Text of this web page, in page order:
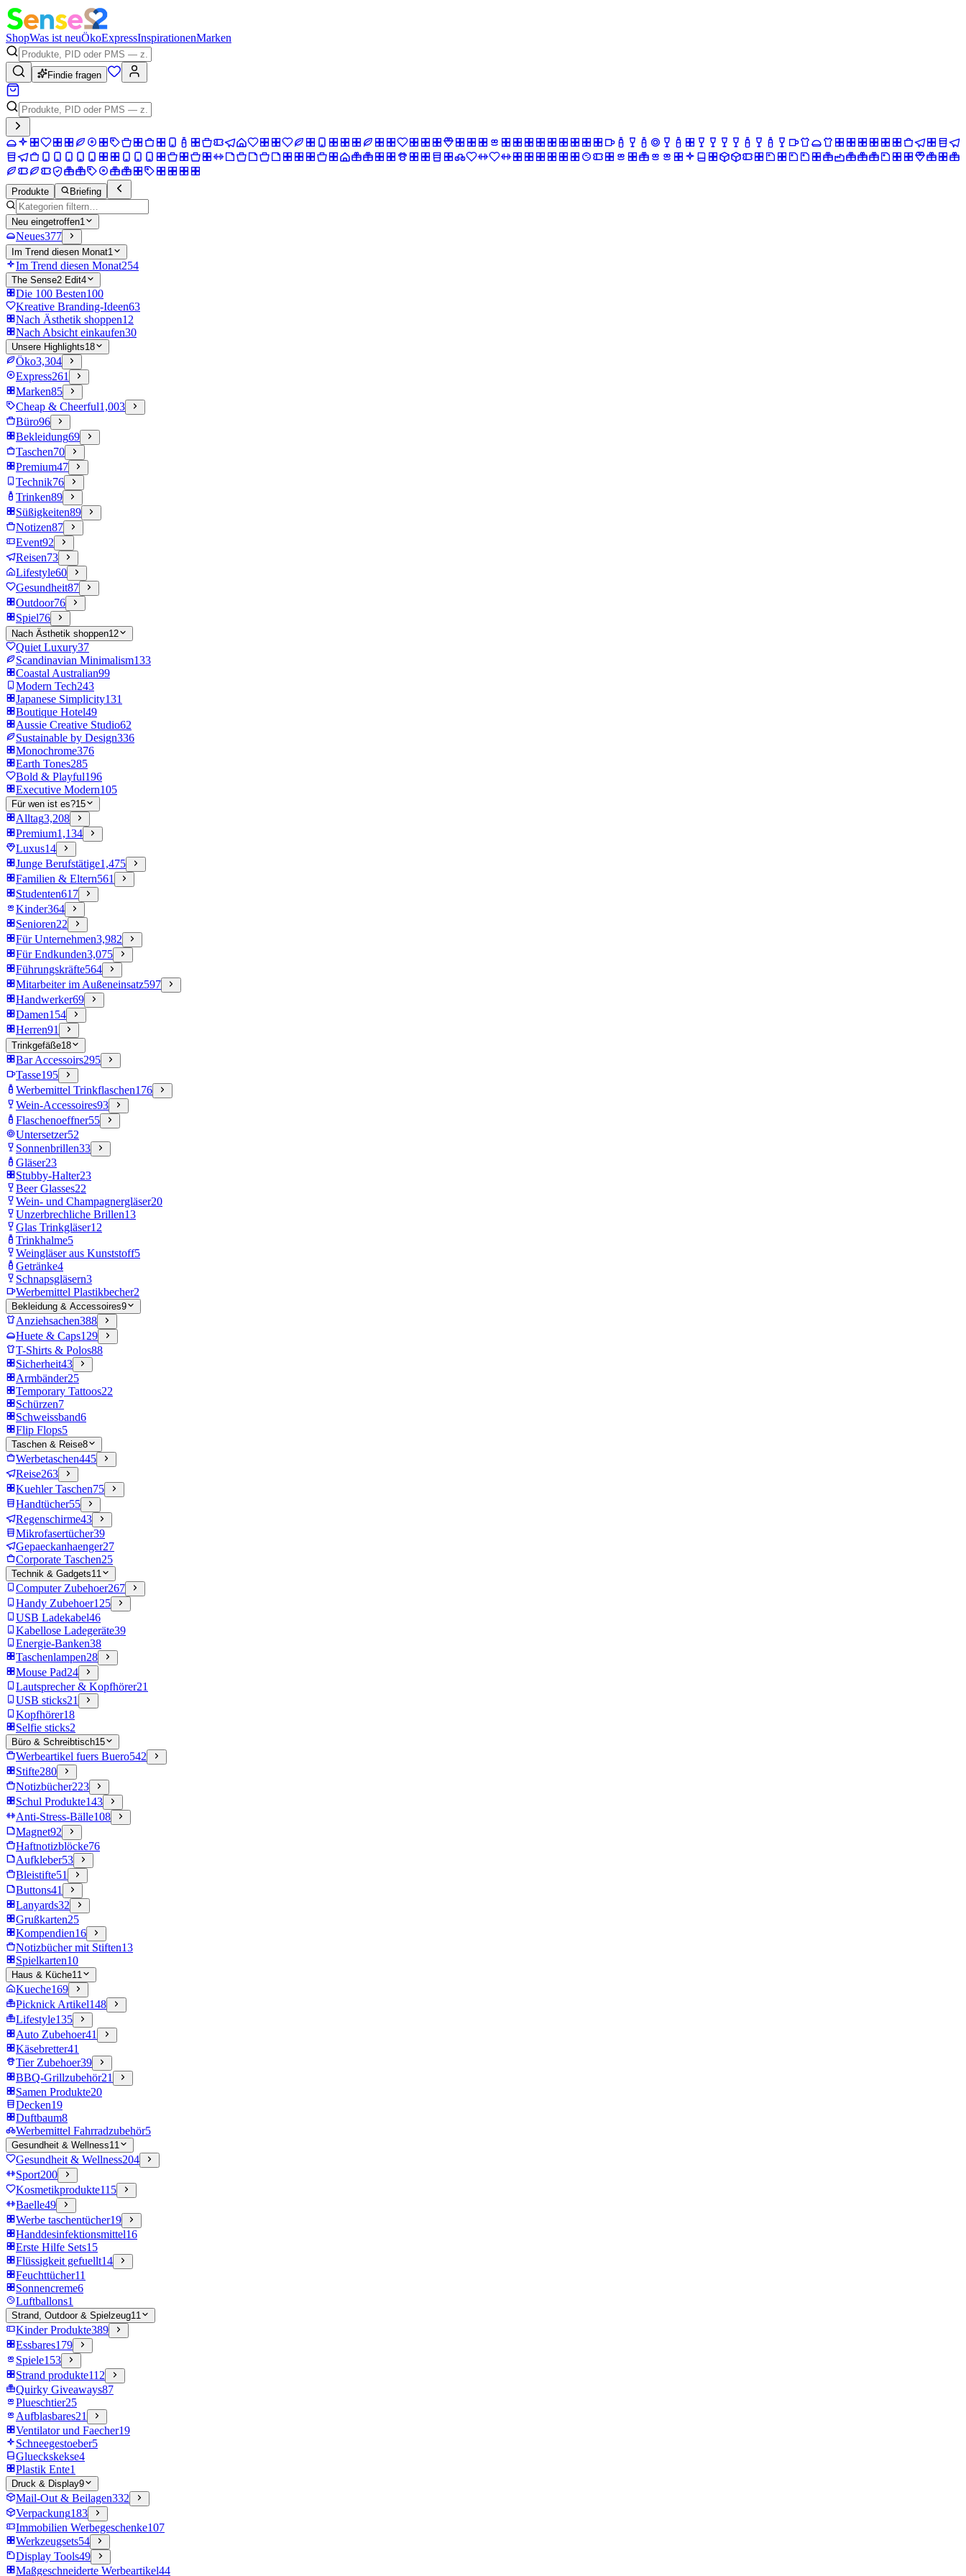
ShopWas ist neuÖkoExpressInspirationenMarken
Findie fragen
Produkte Briefing
Neu eingetroffen1
Neues377
Im Trend diesen Monat1
Im Trend diesen Monat254
The Sense2 Edit4
Die 100 Besten100
Kreative Branding-Ideen63
Nach Ästhetik shoppen12
Nach Absicht einkaufen30
Unsere Highlights18
Öko3,304
Express261
Marken85
Cheap & Cheerful1,003
Büro96
Bekleidung69
Taschen70
Premium47
Technik76
Trinken89
Süßigkeiten89
Notizen87
Event92
Reisen73
Lifestyle60
Gesundheit87
Outdoor76
Spiel76
Nach Ästhetik shoppen12
Quiet Luxury37
Scandinavian Minimalism133
Coastal Australian99
Modern Tech243
Japanese Simplicity131
Boutique Hotel49
Aussie Creative Studio62
Sustainable by Design336
Monochrome376
Earth Tones285
Bold & Playful196
Executive Modern105
Für wen ist es?15
Alltag3,208
Premium1,134
Luxus14
Junge Berufstätige1,475
Familien & Eltern561
Studenten617
Kinder364
Senioren22
Für Unternehmen3,982
Für Endkunden3,075
Führungskräfte564
Mitarbeiter im Außeneinsatz597
Handwerker69
Damen154
Herren91
Trinkgefäße18
Bar Accessoirs295
Tasse195
Werbemittel Trinkflaschen176
Wein-Accessoires93
Flaschenoeffner55
Untersetzer52
Sonnenbrillen33
Gläser23
Stubby-Halter23
Beer Glasses22
Wein- und Champagnergläser20
Unzerbrechliche Brillen13
Glas Trinkgläser12
Trinkhalme5
Weingläser aus Kunststoff5
Getränke4
Schnapsgläsern3
Werbemittel Plastikbecher2
Bekleidung & Accessoires9
Anziehsachen388
Huete & Caps129
T-Shirts & Polos88
Sicherheit43
Armbänder25
Temporary Tattoos22
Schürzen7
Schweissband6
Flip Flops5
Taschen & Reise8
Werbetaschen445
Reise263
Kuehler Taschen75
Handtücher55
Regenschirme43
Mikrofasertücher39
Gepaeckanhaenger27
Corporate Taschen25
Technik & Gadgets11
Computer Zubehoer267
Handy Zubehoer125
USB Ladekabel46
Kabellose Ladegeräte39
Energie-Banken38
Taschenlampen28
Mouse Pad24
Lautsprecher & Kopfhörer21
USB sticks21
Kopfhörer18
Selfie sticks2
Büro & Schreibtisch15
Werbeartikel fuers Buero542
Stifte280
Notizbücher223
Schul Produkte143
Anti-Stress-Bälle108
Magnet92
Haftnotizblöcke76
Aufkleber53
Bleistifte51
Buttons41
Lanyards32
Grußkarten25
Kompendien16
Notizbücher mit Stiften13
Spielkarten10
Haus & Küche11
Kueche169
Picknick Artikel148
Lifestyle135
Auto Zubehoer41
Käsebretter41
Tier Zubehoer39
BBQ-Grillzubehör21
Samen Produkte20
Decken19
Duftbaum8
Werbemittel Fahrradzubehör5
Gesundheit & Wellness11
Gesundheit & Wellness204
Sport200
Kosmetikprodukte115
Baelle49
Werbe taschentücher19
Handdesinfektionsmittel16
Erste Hilfe Sets15
Flüssigkeit gefuellt14
Feuchttücher11
Sonnencreme6
Luftballons1
Strand, Outdoor & Spielzeug11
Kinder Produkte389
Essbares179
Spiele153
Strand produkte112
Quirky Giveaways87
Plueschtier25
Aufblasbares21
Ventilator und Faecher19
Schneegestoeber5
Glueckskekse4
Plastik Ente1
Druck & Display9
Mail-Out & Beilagen332
Verpackung183
Immobilien Werbegeschenke107
Werkzeugsets54
Display Tools49
Maßgeschneiderte Werbeartikel44